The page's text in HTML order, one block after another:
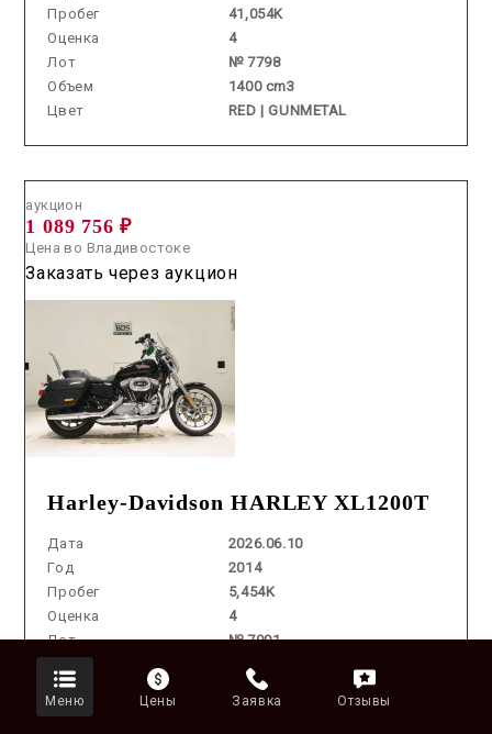
Пробег
41,054K
Оценка
4
Лот
№ 7798
Объем
1400 cm3
Цвет
RED | GUNMETAL
Harley-Davidson HARLEY XL1200T
Дата
2026.06.10
Год
2014
Пробег
5,454K
Оценка
4
Лот
№ 7991
Объем
1200 cm3
Цвет
BLACK
аукцион
1 089 756 ₽
Цена во Владивостоке
Заказать через аукцион
Меню Цены Заявка Отзывы